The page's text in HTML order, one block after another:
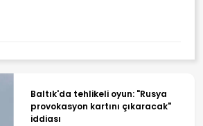
Baltık'da tehlikeli oyun: "Rusya
provokasyon kartını çıkaracak"
iddiası